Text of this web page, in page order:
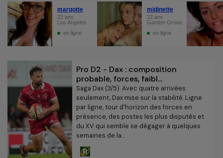
Pro D2 - Dax : composition
probable, forces, faibl...
Saga Dax (3/5). Avec quatre arrivées
seulement, Dax mise sur la stabilité. Ligne
par ligne, tour d'horizon des forces en
présence, des postes les plus disputés et
du XV qui semble se dégager à quelques
semaines de la...